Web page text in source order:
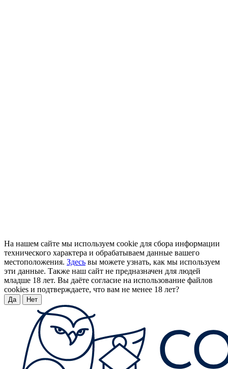
На нашем сайте мы используем cookie для сбора информации
технического характера и обрабатываем данные вашего
местоположения. Здесь вы можете узнать, как мы используем
эти данные. Также наш сайт не предназначен для людей
младше 18 лет. Вы даёте согласие на использование файлов
cookies и подтверждаете, что вам не менее 18 лет?
Да Нет